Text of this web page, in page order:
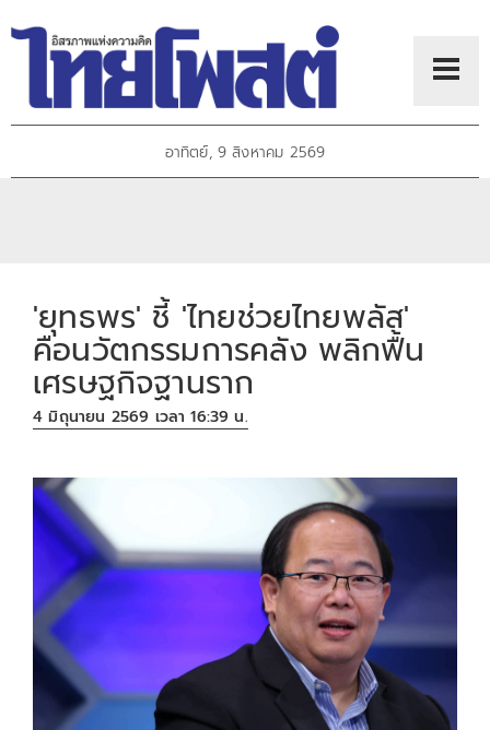
อาทิตย์, 9 สิงหาคม 2569
'ยุทธพร' ชี้ 'ไทยช่วยไทยพลัส'
คือนวัตกรรมการคลัง พลิกฟื้น
เศรษฐกิจฐานราก
4 มิถุนายน 2569 เวลา 16:39 น.